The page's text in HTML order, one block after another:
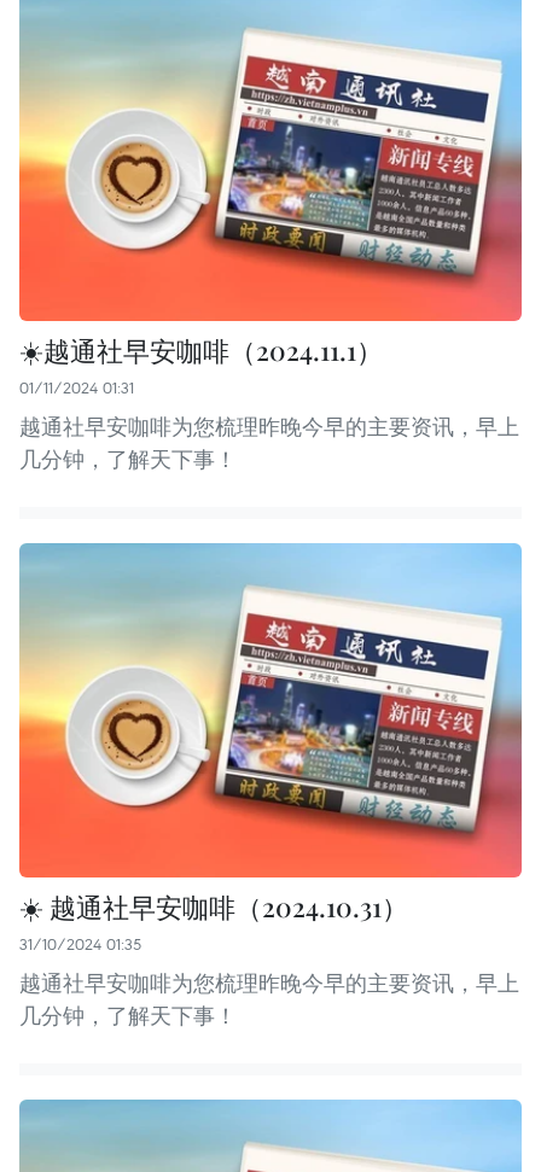
☀️越通社早安咖啡（2024.11.1）
01/11/2024 01:31
越通社早安咖啡为您梳理昨晚今早的主要资讯，早上
几分钟，了解天下事！
☀️ 越通社早安咖啡（2024.10.31）
31/10/2024 01:35
越通社早安咖啡为您梳理昨晚今早的主要资讯，早上
几分钟，了解天下事！